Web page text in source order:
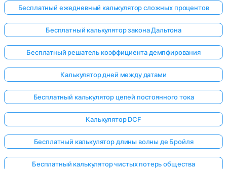
Бесплатный ежедневный калькулятор сложных процентов
Бесплатный калькулятор закона Дальтона
Бесплатный решатель коэффициента демпфирования
Калькулятор дней между датами
Бесплатный калькулятор цепей постоянного тока
Калькулятор DCF
Бесплатный калькулятор длины волны де Бройля
Бесплатный калькулятор чистых потерь общества